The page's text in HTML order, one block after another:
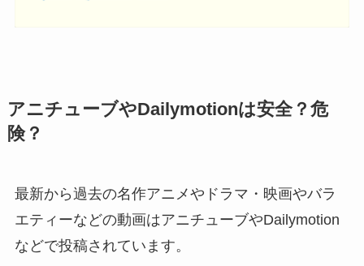
アニチューブやDailymotionは安全？危
険？
最新から過去の名作アニメやドラマ・映画やバラ
エティーなどの動画はアニチューブやDailymotion
などで投稿されています。